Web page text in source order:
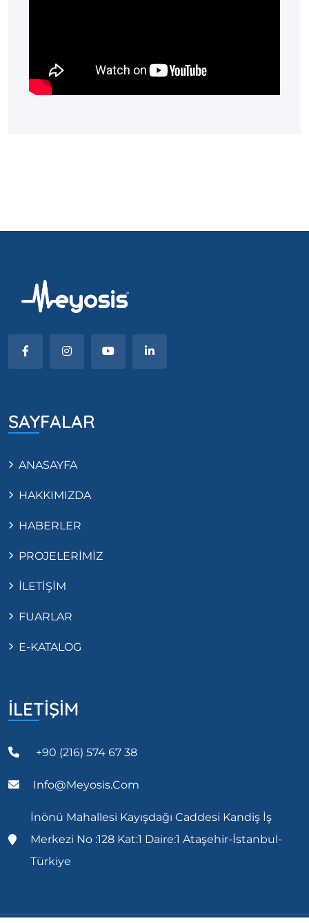
SAYFALAR
ANASAYFA
HAKKIMIZDA
HABERLER
PROJELERİMİZ
İLETİŞİM
FUARLAR
E-KATALOG
İLETİŞİM
+90 (216) 574 67 38
Info@meyosis.com
İnönü Mahallesi Kayışdağı Caddesi Kandiş İş
Merkezi No :128 Kat:1 Daire:1 Ataşehir-İstanbul-
Türkiye